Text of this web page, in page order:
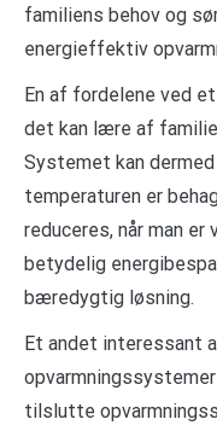
familiens behov og
energieffektiv
En af fordelene ved
det kan lære af
Systemet kan
temperaturen er
reduceres, når man
betydelig
bæredygtig løsning.
Et andet interessant
tilslutte